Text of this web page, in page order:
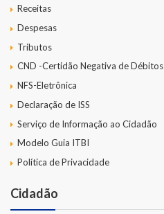
Receitas
Despesas
Tributos
CND -Certidão Negativa de Débitos
NFS-Eletrônica
Declaração de ISS
Serviço de Informação ao Cidadão
Modelo Guia ITBI
Política de Privacidade
Cidadão